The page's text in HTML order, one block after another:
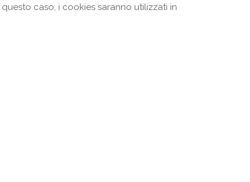
caso, i cookies saranno utilizzati in